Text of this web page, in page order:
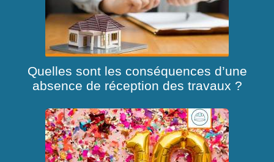
Quelles sont les conséquences d’une
absence de réception des travaux ?